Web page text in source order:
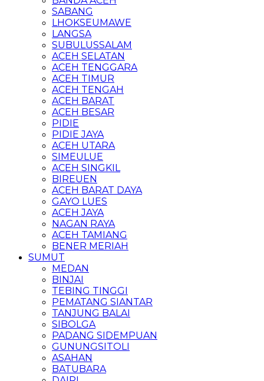
SABANG
LHOKSEUMAWE
LANGSA
SUBULUSSALAM
ACEH SELATAN
ACEH TENGGARA
ACEH TIMUR
ACEH TENGAH
ACEH BARAT
ACEH BESAR
PIDIE
PIDIE JAYA
ACEH UTARA
SIMEULUE
ACEH SINGKIL
BIREUEN
ACEH BARAT DAYA
GAYO LUES
ACEH JAYA
NAGAN RAYA
ACEH TAMIANG
BENER MERIAH
SUMUT
MEDAN
BINJAI
TEBING TINGGI
PEMATANG SIANTAR
TANJUNG BALAI
SIBOLGA
PADANG SIDEMPUAN
GUNUNGSITOLI
ASAHAN
BATUBARA